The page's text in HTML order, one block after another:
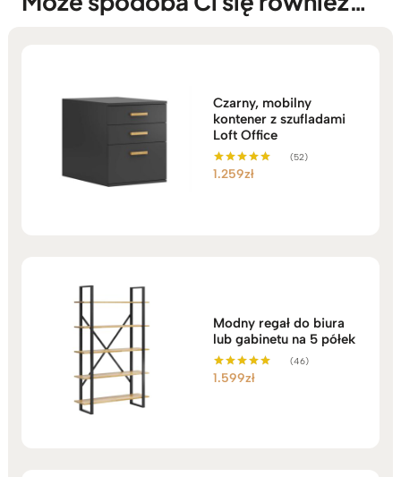
Czarny, mobilny
kontener z szufladami
Loft Office
Oceniono
(52)
1.259zł
Modny regał do biura
lub gabinetu na 5 półek
Oceniono
(46)
1.599zł